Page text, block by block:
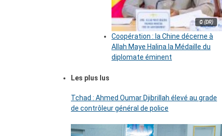
© (DR)
Coopération : la Chine décerne à
Allah Maye Halina la Médaille du
diplomate éminent
Les plus lus
Tchad : Ahmed Oumar Djibrillah élevé au grade
de contrôleur général de police